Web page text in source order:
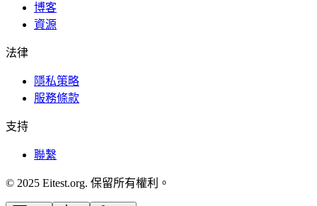
博客
資源
法律
隱私策略
服務條款
支持
聯繫
© 2025 Eitest.org. 保留所有權利。